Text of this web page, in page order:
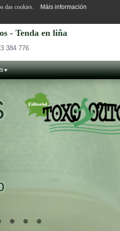
- Tenda en liña
384 776
das cookies. Máis información